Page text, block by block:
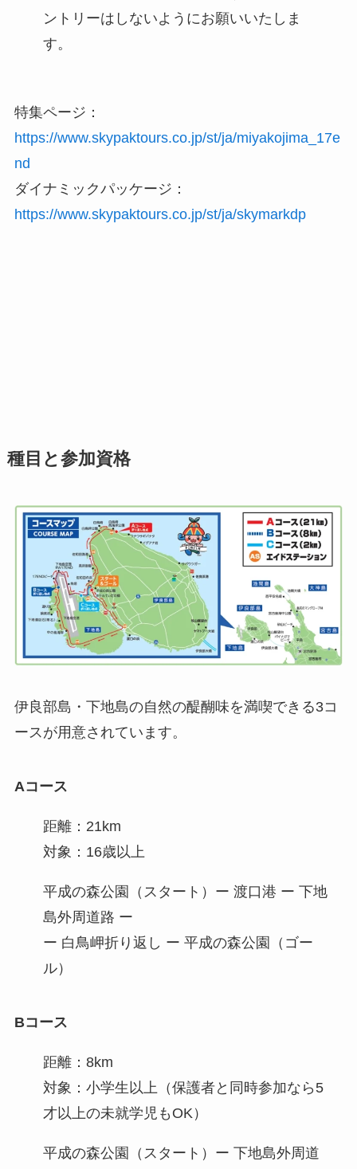
ントリーはしないようにお願いいたしま
す。
特集ページ：
https://www.skypaktours.co.jp/st/ja/miyakojima_17e
nd
ダイナミックパッケージ：
https://www.skypaktours.co.jp/st/ja/skymarkdp
種目と参加資格
伊良部島・下地島の自然の醍醐味を満喫できる3コ
ースが用意されています。
Aコース
距離：21km
対象：16歳以上
平成の森公園（スタート）ー 渡口港 ー 下地
島外周道路 ー
ー 白鳥岬折り返し ー 平成の森公園（ゴー
ル）
Bコース
距離：8km
対象：小学生以上（保護者と同時参加なら5
才以上の未就学児もOK）
平成の森公園（スタート）ー 下地島外周道